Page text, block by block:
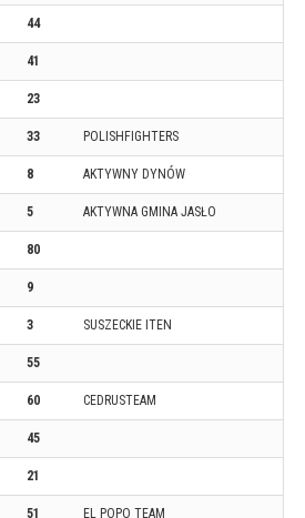
44
41
23
33 POLISHFIGHTERS
8 AKTYWNY DYNÓW
5 AKTYWNA GMINA JASŁO
80
9
3 SUSZECKIE ITEN
55
60 CEDRUSTEAM
45
21
51 EL POPO TEAM